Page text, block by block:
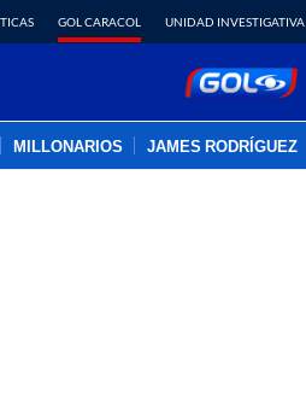
GOL CARACOL UNIDAD INVESTIGATIVA
MILLONARIOS JAMES RODRÍGUEZ